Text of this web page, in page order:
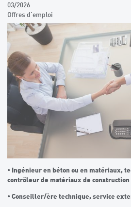
03/2026
Offres d'emploi
• Ingénieur en béton ou en matériaux,
contrôleur de matériaux de construction
• Conseiller/ère technique, service